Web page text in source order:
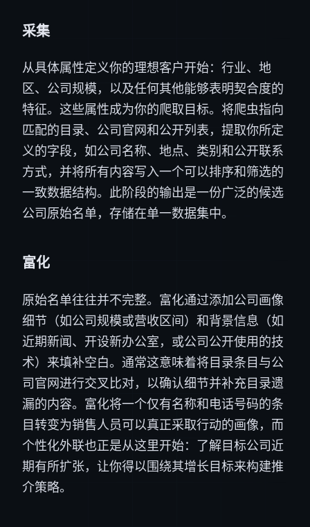
采集
从具体属性定义你的理想客户开始：行业、地
区、公司规模，以及任何其他能够表明契合度的
特征。这些属性成为你的爬取目标。将爬虫指向
匹配的目录、公司官网和公开列表，提取你所定
义的字段，如公司名称、地点、类别和公开联系
方式，并将所有内容写入一个可以排序和筛选的
一致数据结构。此阶段的输出是一份广泛的候选
公司原始名单，存储在单一数据集中。
富化
原始名单往往并不完整。富化通过添加公司画像
细节（如公司规模或营收区间）和背景信息（如
近期新闻、开设新办公室，或公司公开使用的技
术）来填补空白。通常这意味着将目录条目与公
司官网进行交叉比对，以确认细节并补充目录遗
漏的内容。富化将一个仅有名称和电话号码的条
目转变为销售人员可以真正采取行动的画像，而
个性化外联也正是从这里开始：了解目标公司近
期有所扩张，让你得以围绕其增长目标来构建推
介策略。